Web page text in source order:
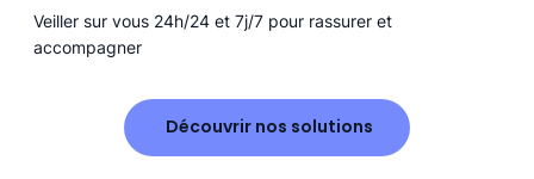
Veiller sur vous 24h/24 et 7j/7 pour rassurer et
accompagner
Découvrir nos solutions